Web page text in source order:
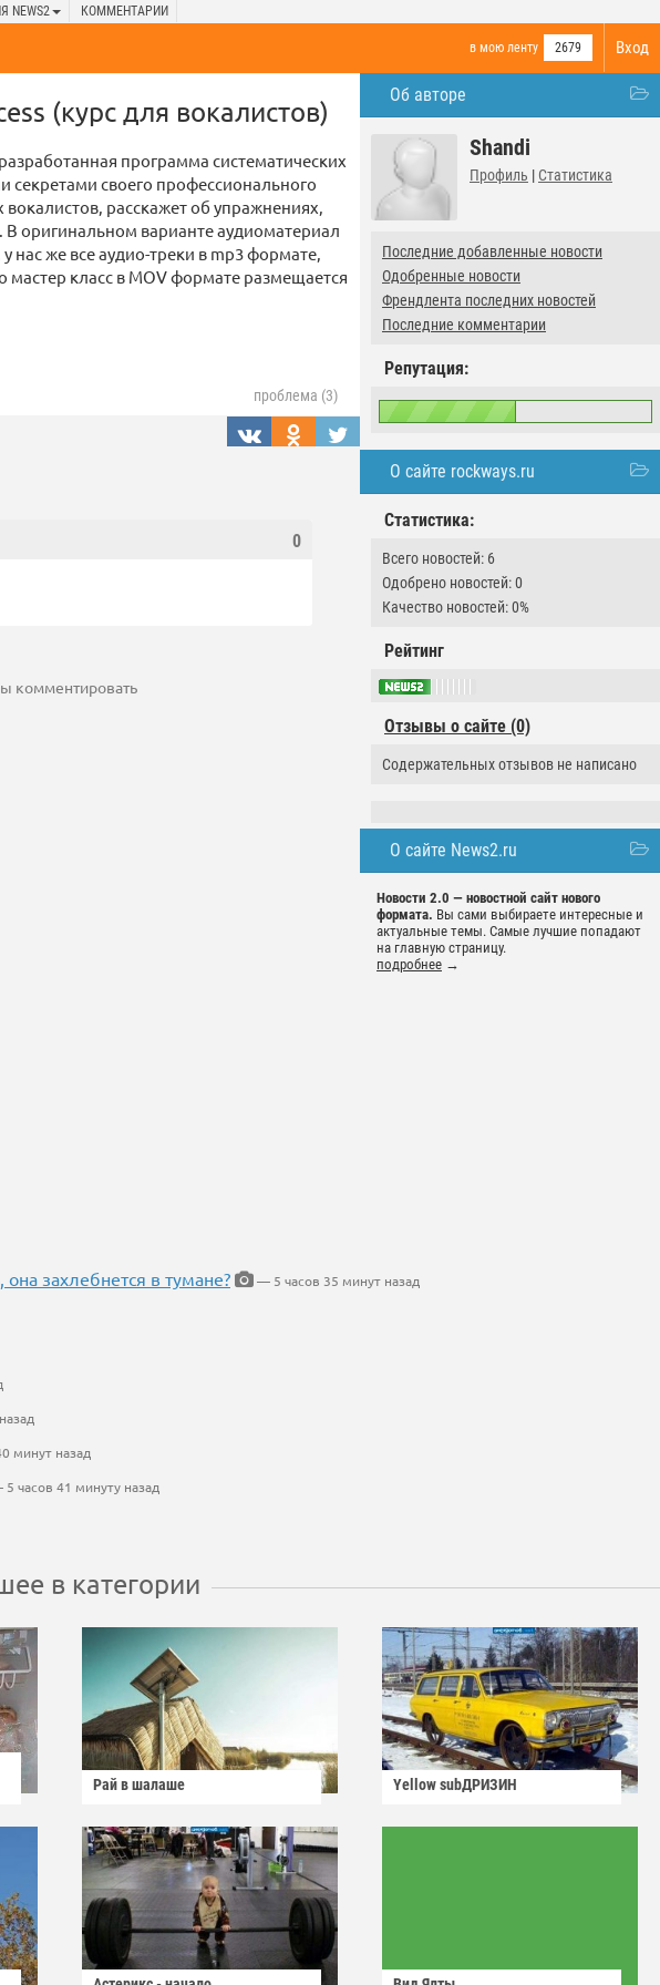
NEWS2 КОММЕНТАРИИ
Вход
в мою ленту 2679
Об авторе
Shandi
Профиль | Статистика
Последние добавленные новости
Одобренные новости
Френдлента последних новостей
Последние комментарии
Репутация:
О сайте rockways.ru
Статистика:
Всего новостей: 6
Одобрено новостей: 0
Качество новостей: 0%
Рейтинг
Отзывы о сайте (0)
Содержательных отзывов не написано
О сайте News2.ru
Новости 2.0 — новостной сайт нового
формата. Вы сами выбираете интересные и
актуальные темы. Самые лучшие попадают
на главную страницу.
подробнее →
(курс для вокалистов)
программа систематических
секретами своего профессионального
расскажет об упражнениях,
В оригинальном варианте аудиоматериал
нас же все аудио-треки в mp3 формате,
класс в MOV формате размещается
проблема (3)
0
комментировать
захлебнется в тумане?
— 5 часов 35 минут назад
минут назад
часов 41 минуту назад
в категории
Рай в шалаше Yellow subДРИЗИН